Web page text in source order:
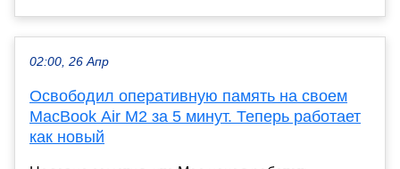
02:00, 26 Апр
Освободил оперативную память на своем
MacBook Air M2 за 5 минут. Теперь работает
как новый